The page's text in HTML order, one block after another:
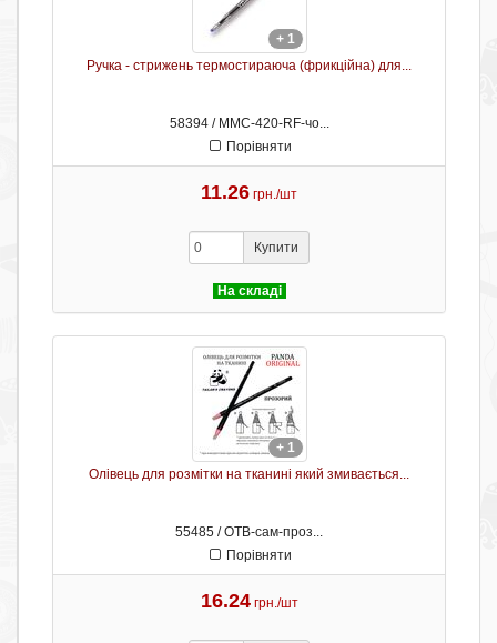
+ 1
Ручка - стрижень термостираюча (фрикційна) для...
58394 / ММС-420-RF-чо...
Порівняти
11.26 грн./шт
Купити
На складі
+ 1
Олівець для розмітки на тканині який змивається...
55485 / ОТB-сам-проз...
Порівняти
16.24 грн./шт